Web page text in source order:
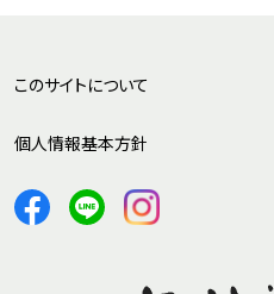
このサイトについて
個人情報基本方針